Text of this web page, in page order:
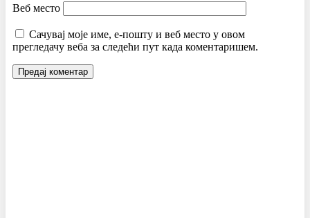
Веб место
Сачувај моје име, е-пошту и веб место у овом
прегледачу веба за следећи пут када коментаришем.